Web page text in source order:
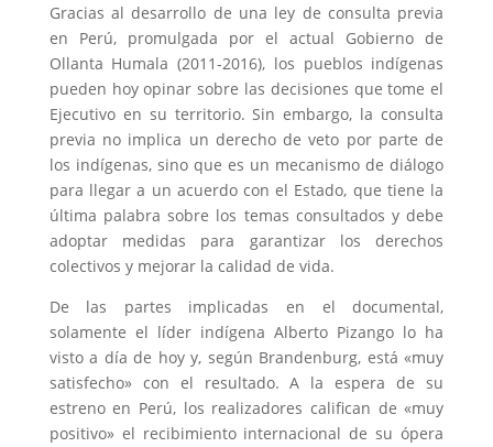
Gracias al desarrollo de una ley de consulta previa
en Perú, promulgada por el actual Gobierno de
Ollanta Humala (2011-2016), los pueblos indígenas
pueden hoy opinar sobre las decisiones que tome el
Ejecutivo en su territorio. Sin embargo, la consulta
previa no implica un derecho de veto por parte de
los indígenas, sino que es un mecanismo de diálogo
para llegar a un acuerdo con el Estado, que tiene la
última palabra sobre los temas consultados y debe
adoptar medidas para garantizar los derechos
colectivos y mejorar la calidad de vida.
De las partes implicadas en el documental,
solamente el líder indígena Alberto Pizango lo ha
visto a día de hoy y, según Brandenburg, está «muy
satisfecho» con el resultado. A la espera de su
estreno en Perú, los realizadores califican de «muy
positivo» el recibimiento internacional de su ópera